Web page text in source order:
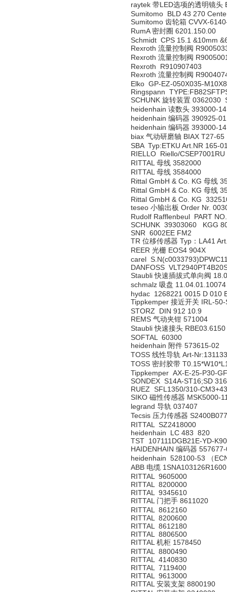
raytek 带LED选项的透明镜头
Sumitomo BLD 43 270
Sumitomo 齿轮箱 CVVX-
RumA 密封圈 6201.150.00
Schmidt CPS 15.1 &10mm
Rexroth 流量控制阀
Rexroth 流量控制阀
Rexroth R910907403
Rexroth 流量控制阀
Elko GP-EZ-050X035-
Ringspann
SCHUNK 旋转装置 0362030
heidenhain 读数头 393000-
heidenhain 编码器 390925-
heidenhain 编码器 393000-
biax 气动研磨轴 BIAX T27-65
SBA Typ:ETKU Art.NR 165-
RIELLO Riello/CSEP7001RU
RITTAL 母线 3582000
RITTAL 母线 3584000
Rittal GmbH & Co. KG 母线
Rittal GmbH & Co. KG 母线
Rittal GmbH & Co. KG
teseo 小输出板 Order Nr.
Rudolf Rafflenbeul PART
SCHUNK 39303060 KGG
SNR 6002EE FM2
TR 位移传感器 Typ：LA41
REER 光栅 EOS4 904X
carel
DANFOSS
Staubli 快速插拔式单向阀
schmalz 吸盘 11.04.01.10074
hydac 1268221 0015 D 010
Tippkemper 接近开关 IRL-
STORZ DIN 912 10.9
REMS 气动夹钳 571004
Staubli 快速接头 RBE03.6150
SOFTAL 60300
heidenhain 附件 573615-02
TOSS 线性导轨 Art-
TOSS 密封胶带
Tippkemper AX-E-25-P30-GF
SONDEX S14A-ST16;SD
RUEZ SFL1350/310-
SIKO 磁性传感器 MSK5000-
legrand 导轨 037407
Tecsis 压力传感器
RITTAL SZ2418000
heidenhain LC 483 820
TST 107111DGB21E-YD-
HAIDENHAIN 编码器
heidenhain 528100-53 （
ABB 电缆 1SNA103126R1600
RITTAL 9605000
RITTAL 8200000
RITTAL 9345610
RITTAL 门把手 8611020
RITTAL 8612160
RITTAL 8200600
RITTAL 8612180
RITTAL 8806500
RITTAL 机柜 1578450
RITTAL 8800490
RITTAL 4140830
RITTAL 7119400
RITTAL 9613000
RITTAL 安装支架 8800190